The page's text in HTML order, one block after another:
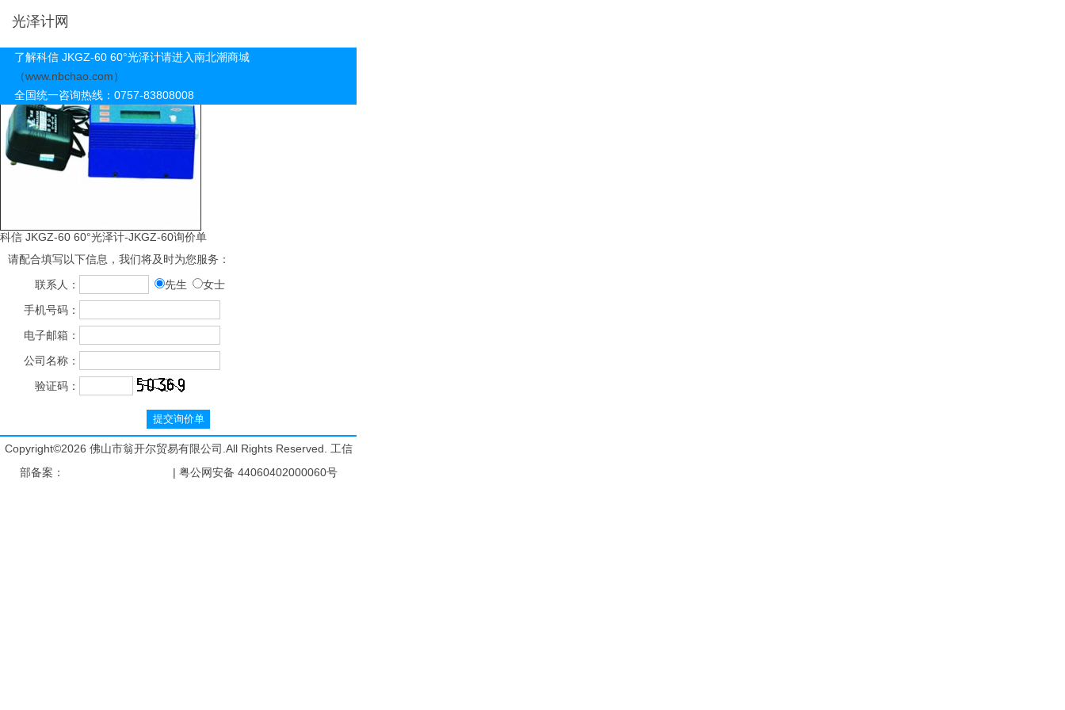
光泽计网
了解科信 JKGZ-60 60°光泽计请进入南北潮商城
（www.nbchao.com）
全国统一咨询热线：0757-83808008
科信 JKGZ-60 60°光泽计-JKGZ-60询价单
请配合填写以下信息，我们将及时为您服务：
联系人：
先生
女士
手机号码：
电子邮箱：
公司名称：
验证码：
Copyright©2026 佛山市翁开尔贸易有限公司.All Rights Reserved. 工信
部备案：
| 粤公网安备 44060402000060号